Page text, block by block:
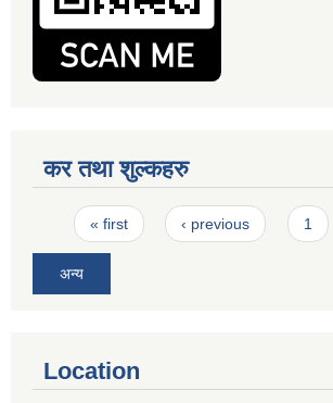
कर तथा शुल्कहरु
Pages
« first ‹ previous 1
अन्य
Location